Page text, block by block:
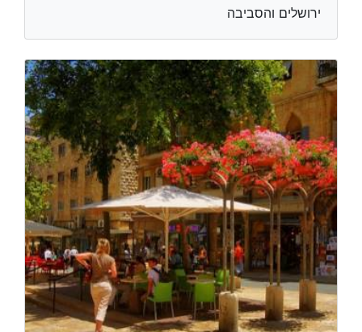
ירושלים והסביבה